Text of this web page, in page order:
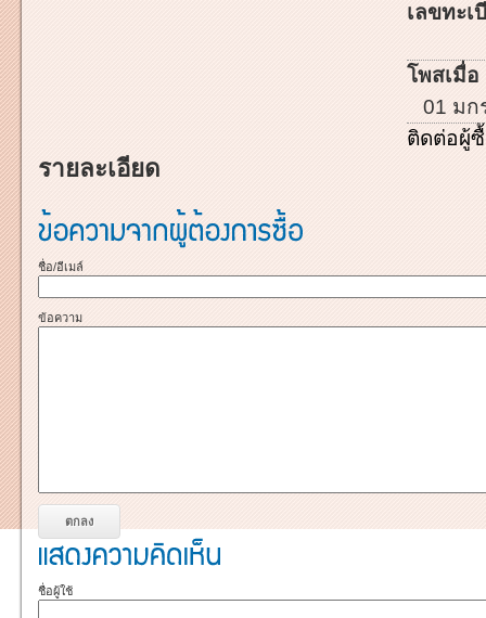
เลขทะเ
โพสเมื่อ
01 มก
ติดต่อผู้
รายละเอียด
ชื่อ/อีเมล์
ข้อความ
ชื่อผู้ใช้